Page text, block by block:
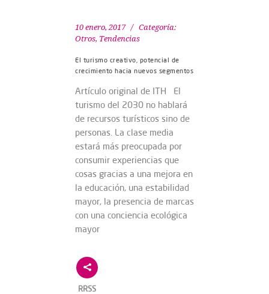
10 enero, 2017
Categoría:
Otros, Tendencias
El turismo creativo, potencial de
crecimiento hacia nuevos segmentos
Artículo original de ITH El
turismo del 2030 no hablará
de recursos turísticos sino de
personas. La clase media
estará más preocupada por
consumir experiencias que
cosas gracias a una mejora en
la educación, una estabilidad
mayor, la presencia de marcas
con una conciencia ecológica
mayor
RRSS